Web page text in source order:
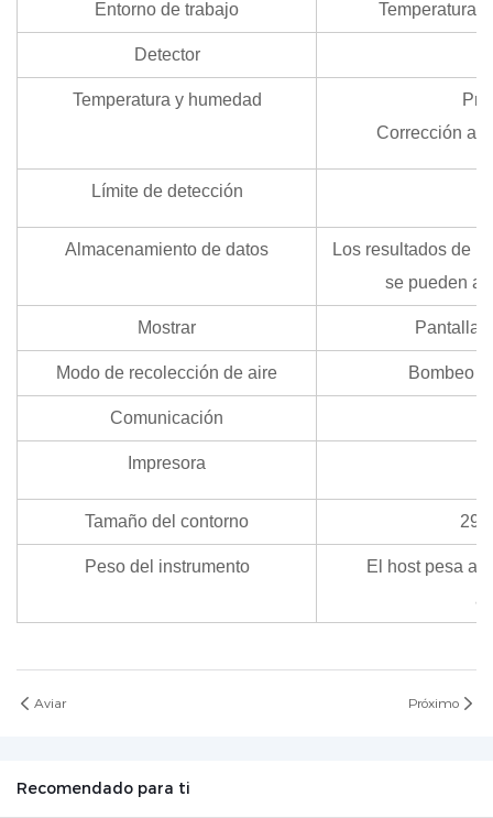
Entorno de trabajo Temperatura:
Detector
Temperatura y humedad
Corrección
Límite de detección
Almacenamiento de datos
Los resultados de
se pueden
Mostrar Pantalla
Modo de recolección de aire Bombeo
Comunicación
Impresora
Tamaño del contorno
Peso del instrumento
El host pesa
Aviar Próximo
Recomendado para ti